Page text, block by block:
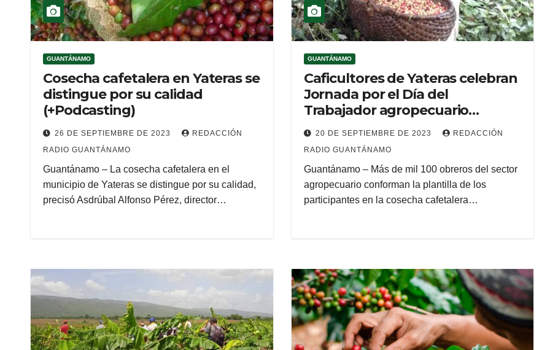
GUANTÁNAMO
Cosecha cafetalera en Yateras se
distingue por su calidad
(+Podcasting)
26 DE SEPTIEMBRE DE 2023
REDACCIÓN
RADIO GUANTÁNAMO
Guantánamo – La cosecha cafetalera en el
municipio de Yateras se distingue por su calidad,
precisó Asdrúbal Alfonso Pérez, director…
GUANTÁNAMO
Caficultores de Yateras celebran
Jornada por el Día del
Trabajador agropecuario
(+Podcasting)
20 DE SEPTIEMBRE DE 2023
REDACCIÓN
RADIO GUANTÁNAMO
Guantánamo – Más de mil 100 obreros del sector
agropecuario conforman la plantilla de los
participantes en la cosecha cafetalera…